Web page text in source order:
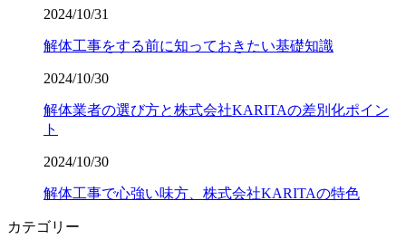
2024/10/31
解体工事をする前に知っておきたい基礎知識
2024/10/30
解体業者の選び方と株式会社KARITAの差別化ポイン
ト
2024/10/30
解体工事で心強い味方、株式会社KARITAの特色
カテゴリー